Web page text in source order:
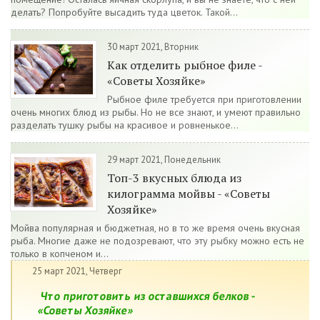
делать? Попробуйте высадить туда цветок. Такой...
30 март 2021, Вторник
Как отделить рыбное филе -
«Советы Хозяйке»
Рыбное филе требуется при приготовлении
очень многих блюд из рыбы. Но не все знают, и умеют правильно
разделать тушку рыбы на красивое и ровненькое...
29 март 2021, Понедельник
Топ-3 вкусных блюда из
килограмма мойвы - «Советы
Хозяйке»
Мойва популярная и бюджетная, но в то же время очень вкусная
рыба. Многие даже не подозревают, что эту рыбку можно есть не
только в копченом и...
25 март 2021, Четверг
Что приготовить из оставшихся белков -
«Советы Хозяйке»